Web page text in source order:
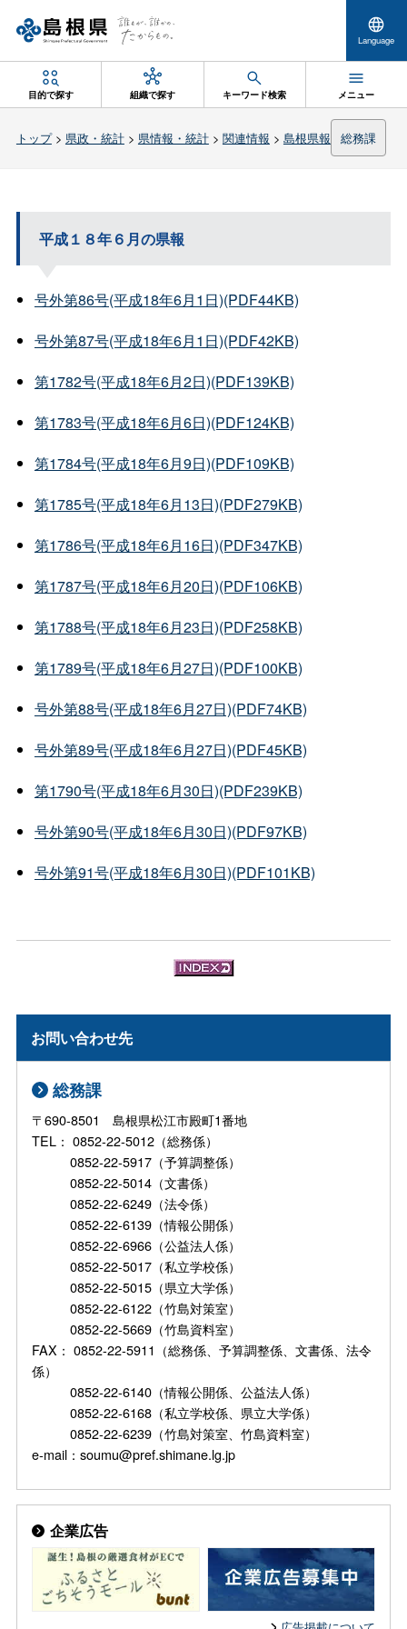
Language
目的で探す 組織で探す キーワード検索 メニュー
トップ> 県政・統計> 県情報・統計> 関連情報 > 島根県報 総務課
平成１８年６月の県報
号外第86号(平成18年6月1日)(PDF44KB)
号外第87号(平成18年6月1日)(PDF42KB)
第1782号(平成18年6月2日)(PDF139KB)
第1783号(平成18年6月6日)(PDF124KB)
第1784号(平成18年6月9日)(PDF109KB)
第1785号(平成18年6月13日)(PDF279KB)
第1786号(平成18年6月16日)(PDF347KB)
第1787号(平成18年6月20日)(PDF106KB)
第1788号(平成18年6月23日)(PDF258KB)
第1789号(平成18年6月27日)(PDF100KB)
号外第88号(平成18年6月27日)(PDF74KB)
号外第89号(平成18年6月27日)(PDF45KB)
第1790号(平成18年6月30日)(PDF239KB)
号外第90号(平成18年6月30日)(PDF97KB)
号外第91号(平成18年6月30日)(PDF101KB)
お問い合わせ先
総務課
〒690-8501 島根県松江市殿町1番地
TEL： 0852-22-5012（総務係）
0852-22-5917（予算調整係）
0852-22-5014（文書係）
0852-22-6249（法令係）
0852-22-6139（情報公開係）
0852-22-6966（公益法人係）
0852-22-5017（私立学校係）
0852-22-5015（県立大学係）
0852-22-6122（竹島対策室）
0852-22-5669（竹島資料室）
FAX： 0852-22-5911（総務係、予算調整係、文書係、法令
係）
0852-22-6140（情報公開係、公益法人係）
0852-22-6168（私立学校係、県立大学係）
0852-22-6239（竹島対策室、竹島資料室）
e-mail：soumu@pref.shimane.lg.jp
企業広告